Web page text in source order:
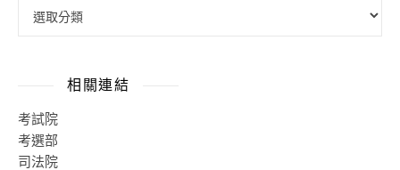
相關連結
考試院
考選部
司法院